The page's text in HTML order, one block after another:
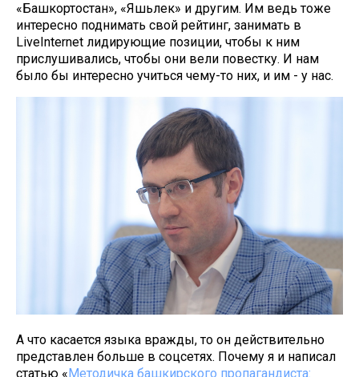
«Башкортостан», «Яшьлек» и другим. Им ведь тоже
интересно поднимать свой рейтинг, занимать в
LiveInternet лидирующие позиции, чтобы к ним
прислушивались, чтобы они вели повестку. И нам
было бы интересно учиться чему-то них, и им - у нас.
А что касается языка вражды, то он действительно
представлен больше в соцсетях. Почему я и написал
статью «Методичка башкирского пропагандиста: